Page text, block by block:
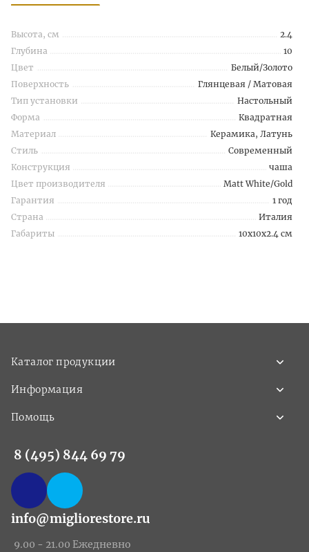
Высота, см
2.4
Глубина
10
Цвет
Белый/Золото
Поверхность
Глянцевая / Матовая
Тип установки
Настольный
Форма
Квадратная
Материал
Керамика, Латунь
Стиль
Современный
Конструкция
чаша
Цвет производителя
Matt White/Gold
Гарантия
1 год
Страна
Италия
Габариты
10x10x2.4 см
Каталог продукции
Информация
Помощь
8 (495) 844 69 79
info@migliorestore.ru
9.00 - 21.00 Ежедневно